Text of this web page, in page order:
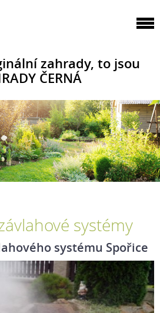
zahrady, to jsou
ČERNÁ
systémy
systému Spořice